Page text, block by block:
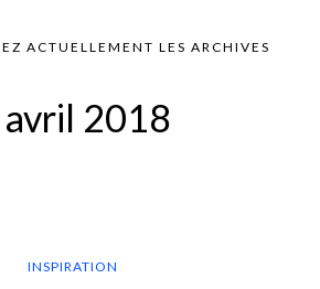
ACTUELLEMENT LES ARCHIVES
2018
INSPIRATION